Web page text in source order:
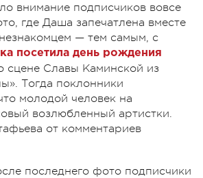
внимание подписчиков вовсе
где Даша запечатлена вместе
— тем самым, с
посетила день рождения
сцене Славы Каминской из
Тогда поклонники
молодой человек на
возлюбленный артистки.
от комментариев
последнего фото подписчики